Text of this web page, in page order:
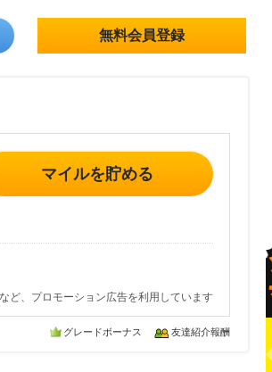
無料会員登録
マイルを貯める
ど、プロモーション広告を利用しています
グレードボーナス 友達紹介報酬